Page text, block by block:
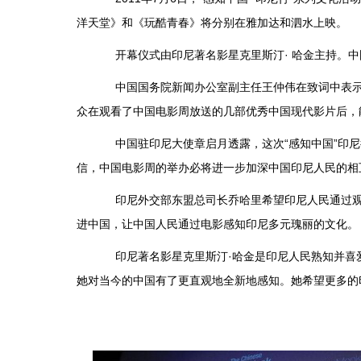
洋天堂》和《玩酷青春》将分别在雅加达和泗水上映。
开幕仪式由印尼著名影星克里斯汀· 哈金主持。中
中国国务院新闻办公室副主任王仲伟在致词中表示
众在观看了中国电影周放送的几部优秀中国现代影片后
中国驻印尼大使章启月透露，这次“感知中国”印尼
信，中国电影周的举办必将进一步加深中国印尼人民的
印尼外交部东盟总司长乔哈里希望印尼人民通过观
进中国，让中国人民通过电影感知印尼多元瑰丽的文化。
印尼著名影星克里斯汀·哈金是印尼人民熟知并喜
她对当今的中国有了更直观地全新地感知。她希望更多